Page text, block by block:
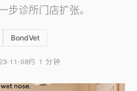
步诊所门店扩张。
BondVet
11-08约 1 分钟